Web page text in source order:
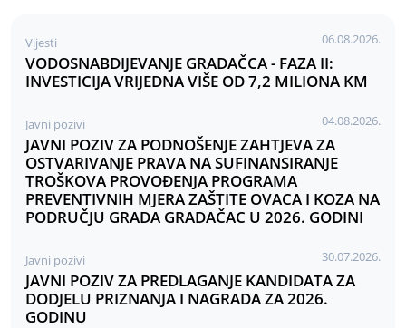
Vijesti 06.08.2026.
VODOSNABDIJEVANJE GRADAČCA - FAZA II:
INVESTICIJA VRIJEDNA VIŠE OD 7,2 MILIONA KM
Javni pozivi 04.08.2026.
JAVNI POZIV ZA PODNOŠENJE ZAHTJEVA ZA
OSTVARIVANJE PRAVA NA SUFINANSIRANJE
TROŠKOVA PROVOĐENJA PROGRAMA
PREVENTIVNIH MJERA ZAŠTITE OVACA I KOZA NA
PODRUČJU GRADA GRADAČAC U 2026. GODINI
Javni pozivi 30.07.2026.
JAVNI POZIV ZA PREDLAGANJE KANDIDATA ZA
DODJELU PRIZNANJA I NAGRADA ZA 2026.
GODINU